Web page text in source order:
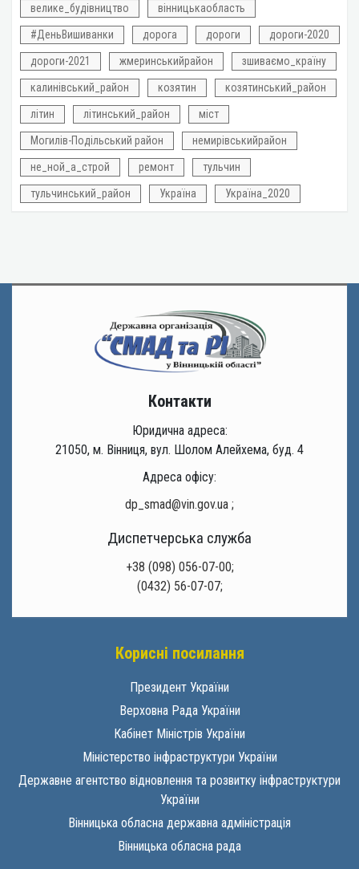
велике_будівництво вінницькаобласть
#ДеньВишиванки дорога дороги дороги-2020
дороги-2021 жмеринськийрайон зшиваємо_країну
калинівський_район козятин козятинський_район
літин літинський_район міст
Могилів-Подільський район немирівськийрайон
не_ной_а_строй ремонт тульчин
тульчинський_район Україна Україна_2020
Контакти
Юридична адреса:
21050, м. Вінниця, вул. Шолом Алейхема, буд. 4
Адреса офісу:
dp_smad@vin.gov.ua ;
Диспетчерська служба
+38 (098) 056-07-00;
(0432) 56-07-07;
Корисні посилання
Президент України
Верховна Рада України
Кабінет Міністрів України
Міністерство інфраструктури України
Державне агентство відновлення та розвитку інфраструктури
України
Вінницька обласна державна адміністрація
Вінницька обласна рада